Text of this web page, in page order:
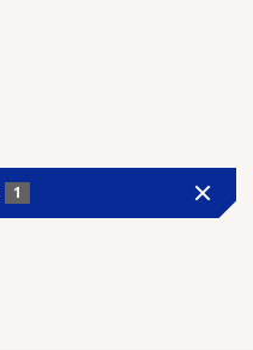
1